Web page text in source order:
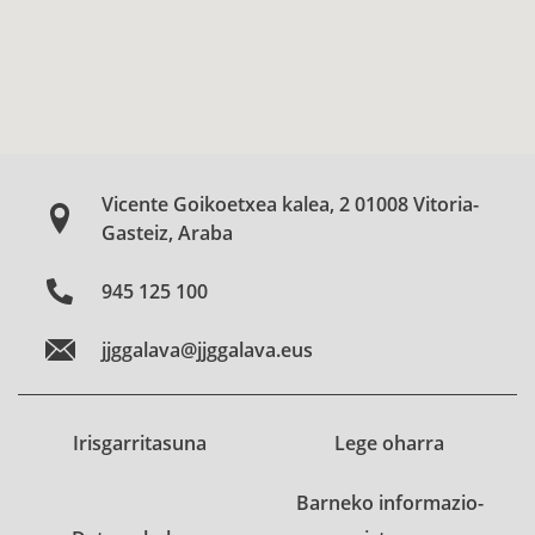
Vicente Goikoetxea kalea, 2 01008 Vitoria-
Gasteiz, Araba
945 125 100
jjggalava@jjggalava.eus
Irisgarritasuna Lege oharra
Barneko informazio-